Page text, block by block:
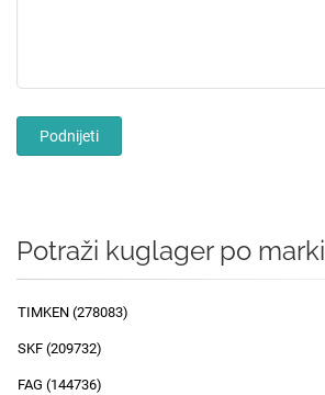
Podnijeti
Potraži kuglager po marki
TIMKEN (278083)
SKF (209732)
FAG (144736)